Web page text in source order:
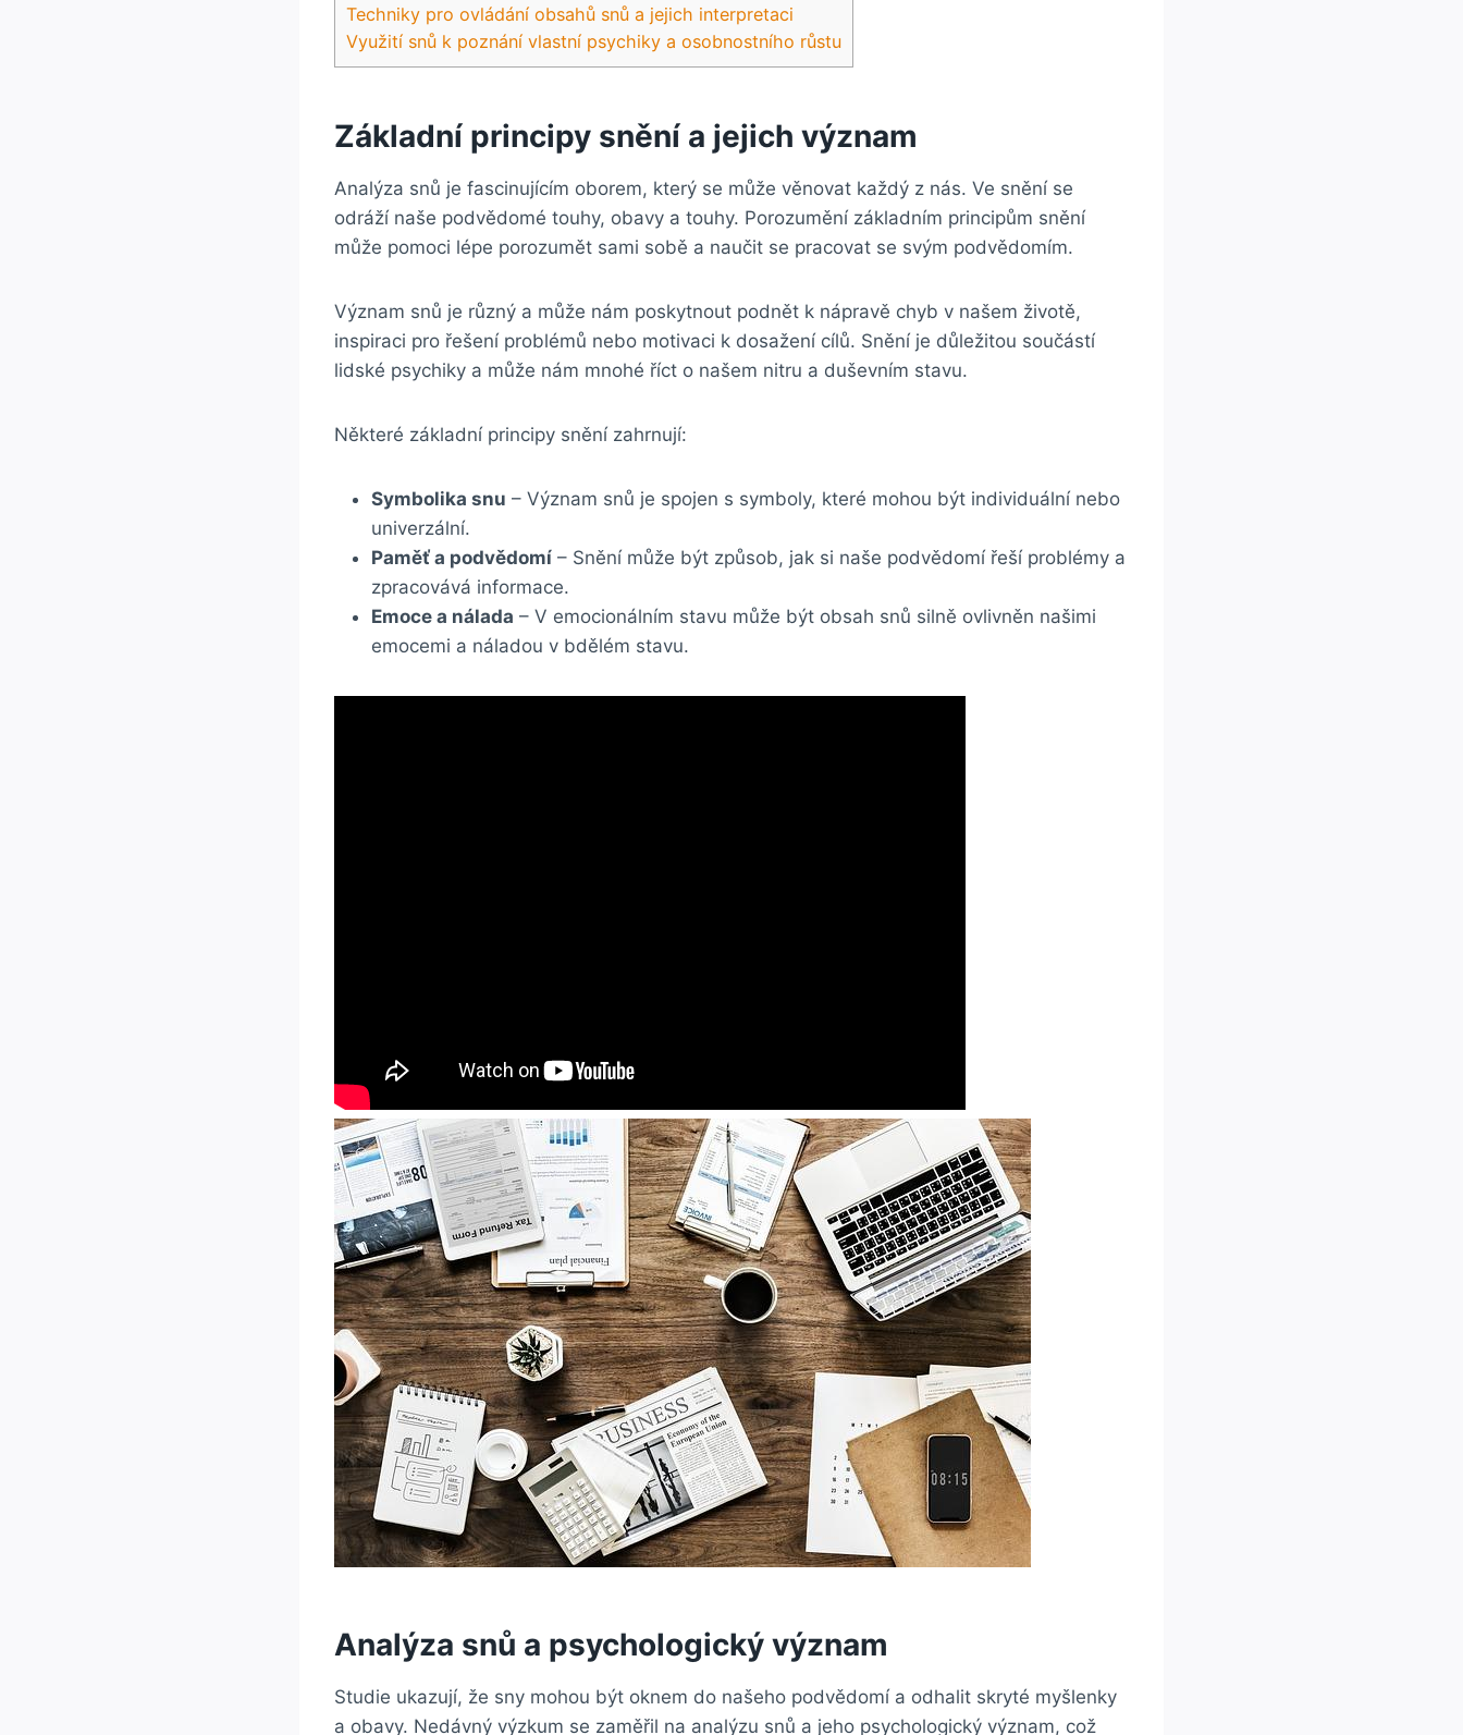
Techniky pro ovládání obsahů snů a jejich interpretaci
Využití snů k poznání vlastní psychiky a osobnostního růstu
Základní principy snění a jejich význam
Analýza snů je fascinujícím oborem, který se může věnovat každý z nás. Ve snění se
odráží naše podvědomé touhy, obavy a touhy. Porozumění základním principům snění
může pomoci lépe porozumět sami sobě a naučit se pracovat se svým podvědomím.
Význam snů je různý a může nám poskytnout podnět k nápravě chyb v našem životě,
inspiraci pro řešení problémů nebo motivaci k dosažení cílů. Snění je důležitou součástí
lidské psychiky a může nám mnohé říct o našem nitru a duševním stavu.
Některé základní principy snění zahrnují:
Symbolika snu – Význam snů je spojen s symboly, které mohou být individuální nebo
univerzální.
Paměť a podvědomí – Snění může být způsob, jak si naše podvědomí řeší problémy a
zpracovává informace.
Emoce a nálada – V emocionálním stavu může být obsah snů silně ovlivněn našimi
emocemi a náladou v bdělém stavu.
Analýza snů a psychologický význam
Studie ukazují, že sny mohou být oknem do našeho podvědomí a odhalit skryté myšlenky
a obavy. Nedávný výzkum se zaměřil na analýzu snů a jeho psychologický význam, což